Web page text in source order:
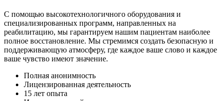
С помощью высокотехнологичного оборудования и
специализированных программ, направленных на
реабилитацию, мы гарантируем нашим пациентам наиболее
полное восстановление. Мы стремимся создать безопасную и
поддерживающую атмосферу, где каждое ваше слово и каждое
ваше чувство имеют значение.
Полная анонимность
Лицензированная деятельность
15 лет опыта